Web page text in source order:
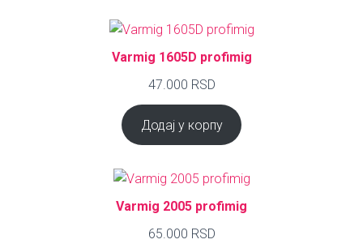
Varmig 1605D profimig
47.000 RSD
Додај у корпу
Varmig 2005 profimig
65.000 RSD